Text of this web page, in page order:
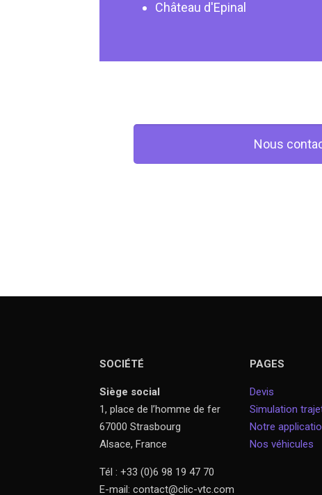
Château d'Epinal
Nous
SOCIÉTÉ
Siège social
1, place de l’homme de fer
67000 Strasbourg
Alsace, France
Tél : +33 (0)6 98 19 47 70
E-mail: contact@clic-vtc.com
PAGES
Devis
Simulation
Notre
Nos véhicules